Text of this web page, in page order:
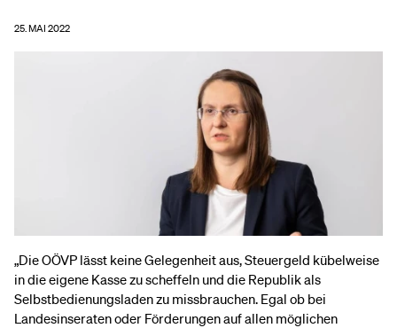
25. MAI 2022
„Die OÖVP lässt keine Gelegenheit aus, Steuergeld kübelweise
in die eigene Kasse zu scheffeln und die Republik als
Selbstbedienungsladen zu missbrauchen. Egal ob bei
Landesinseraten oder Förderungen auf allen möglichen